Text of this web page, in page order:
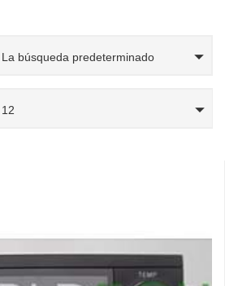
La búsqueda predeterminado
12